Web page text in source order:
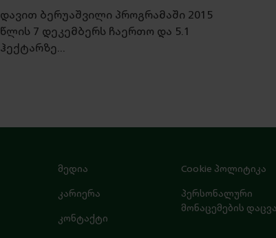
დავით ბერუაშვილი პროგრამაში 2015
წლის 7 დეკემბერს ჩაერთო და 5.1
ჰექტარზე...
მედია
კარიერა
კონტაქტი
Cookie პოლიტიკა
პერსონალური
მონაცემების დაცვა